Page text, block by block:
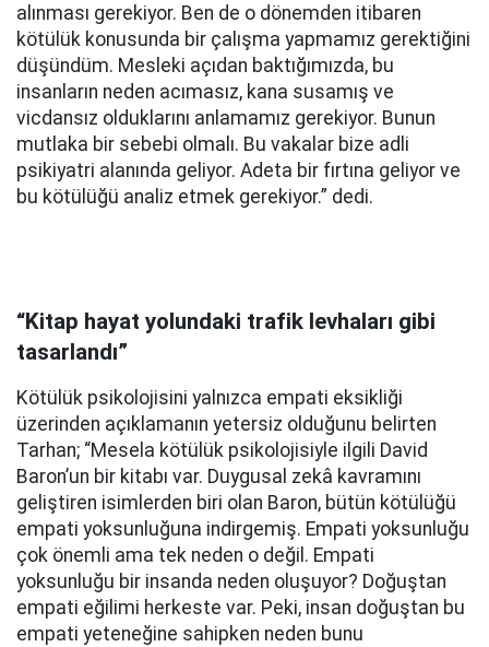
alınması gerekiyor. Ben de o dönemden itibaren
kötülük konusunda bir çalışma yapmamız gerektiğini
düşündüm. Mesleki açıdan baktığımızda, bu
insanların neden acımasız, kana susamış ve
vicdansız olduklarını anlamamız gerekiyor. Bunun
mutlaka bir sebebi olmalı. Bu vakalar bize adli
psikiyatri alanında geliyor. Adeta bir fırtına geliyor ve
bu kötülüğü analiz etmek gerekiyor.” dedi.
“Kitap hayat yolundaki trafik levhaları gibi
tasarlandı”
Kötülük psikolojisini yalnızca empati eksikliği
üzerinden açıklamanın yetersiz olduğunu belirten
Tarhan; “Mesela kötülük psikolojisiyle ilgili David
Baron’un bir kitabı var. Duygusal zekâ kavramını
geliştiren isimlerden biri olan Baron, bütün kötülüğü
empati yoksunluğuna indirgemiş. Empati yoksunluğu
çok önemli ama tek neden o değil. Empati
yoksunluğu bir insanda neden oluşuyor? Doğuştan
empati eğilimi herkeste var. Peki, insan doğuştan bu
empati yeteneğine sahipken neden bunu